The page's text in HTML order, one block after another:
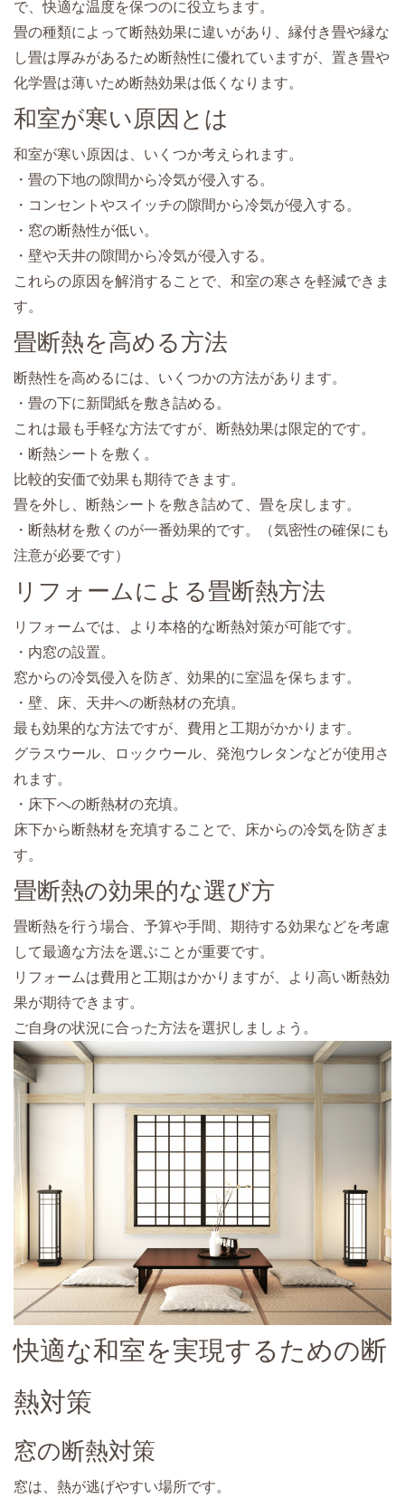
で、快適な温度を保つのに役立ちます。
畳の種類によって断熱効果に違いがあり、縁付き畳や縁な
し畳は厚みがあるため断熱性に優れていますが、置き畳や
化学畳は薄いため断熱効果は低くなります。
和室が寒い原因とは
和室が寒い原因は、いくつか考えられます。
・畳の下地の隙間から冷気が侵入する。
・コンセントやスイッチの隙間から冷気が侵入する。
・窓の断熱性が低い。
・壁や天井の隙間から冷気が侵入する。
これらの原因を解消することで、和室の寒さを軽減できま
す。
畳断熱を高める方法
断熱性を高めるには、いくつかの方法があります。
・畳の下に新聞紙を敷き詰める。
これは最も手軽な方法ですが、断熱効果は限定的です。
・断熱シートを敷く。
比較的安価で効果も期待できます。
畳を外し、断熱シートを敷き詰めて、畳を戻します。
・断熱材を敷くのが一番効果的です。（気密性の確保にも
注意が必要です）
リフォームによる畳断熱方法
リフォームでは、より本格的な断熱対策が可能です。
・内窓の設置。
窓からの冷気侵入を防ぎ、効果的に室温を保ちます。
・壁、床、天井への断熱材の充填。
最も効果的な方法ですが、費用と工期がかかります。
グラスウール、ロックウール、発泡ウレタンなどが使用さ
れます。
・床下への断熱材の充填。
床下から断熱材を充填することで、床からの冷気を防ぎま
す。
畳断熱の効果的な選び方
畳断熱を行う場合、予算や手間、期待する効果などを考慮
して最適な方法を選ぶことが重要です。
リフォームは費用と工期はかかりますが、より高い断熱効
果が期待できます。
ご自身の状況に合った方法を選択しましょう。
快適な和室を実現するための断
熱対策
窓の断熱対策
窓は、熱が逃げやすい場所です。